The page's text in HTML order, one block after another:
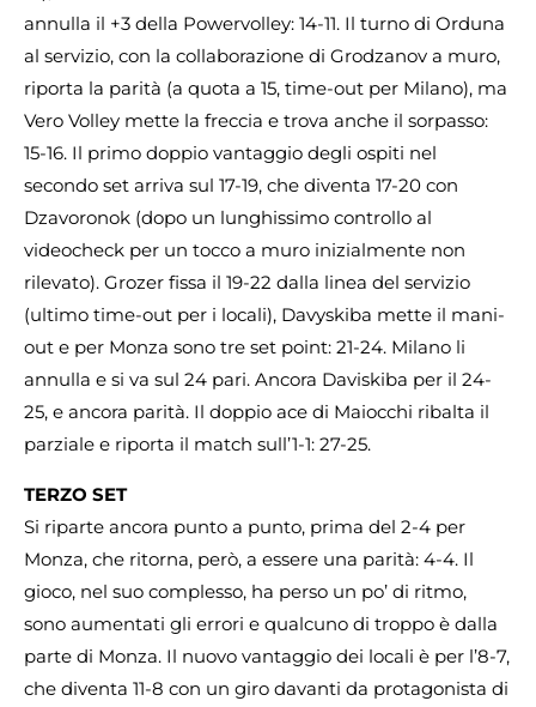
annulla il +3 della Powervolley: 14-11. Il turno di Orduna
al servizio, con la collaborazione di Grodzanov a muro,
riporta la parità (a quota a 15, time-out per Milano), ma
Vero Volley mette la freccia e trova anche il sorpasso:
15-16. Il primo doppio vantaggio degli ospiti nel
secondo set arriva sul 17-19, che diventa 17-20 con
Dzavoronok (dopo un lunghissimo controllo al
videocheck per un tocco a muro inizialmente non
rilevato). Grozer fissa il 19-22 dalla linea del servizio
(ultimo time-out per i locali), Davyskiba mette il mani-
out e per Monza sono tre set point: 21-24. Milano li
annulla e si va sul 24 pari. Ancora Daviskiba per il 24-
25, e ancora parità. Il doppio ace di Maiocchi ribalta il
parziale e riporta il match sull’1-1: 27-25.
TERZO SET
Si riparte ancora punto a punto, prima del 2-4 per
Monza, che ritorna, però, a essere una parità: 4-4. Il
gioco, nel suo complesso, ha perso un po’ di ritmo,
sono aumentati gli errori e qualcuno di troppo è dalla
parte di Monza. Il nuovo vantaggio dei locali è per l’8-7,
che diventa 11-8 con un giro davanti da protagonista di